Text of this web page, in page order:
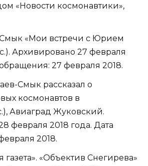
«Новости космонавтики»,
«Мои встречи с Юрием
Архивировано 27 февраля
27 февраля 2018.
Смык рассказал о
космонавтов в
Авиаград Жуковский.
февраля 2018 года. Дата
2018.
газета». «Объектив Снегирева»